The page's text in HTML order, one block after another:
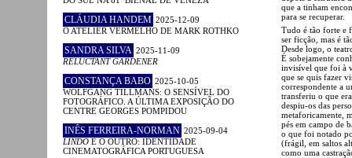
CLÁUDIA HANDEM 2025-12-09
O ATELIER VERMELHO DE MARK ROTHKO
SANDRA SILVA 2025-11-09
RELUCTANT GARDENER
CONSTANÇA BABO 2025-10-05
WOLFGANG TILLMANS: O SENSÍVEL DO
FOTOGRÁFICO. A ÚLTIMA EXPOSIÇÃO DO
CENTRE GEORGES POMPIDOU
INÊS FERREIRA-NORMAN 2025-09-04
LINDO E O OUTRO: IDENTIDADE
CINEMATOGRÁFICA PORTUGUESA
que a tinham
para se recuperar.
Tudo é tão forte e
ser ficção, mas é
Desde logo, o
É sobejamente
invisível que foi à
que se quis fazer
correspondente a
transferiu o que
despiu-os das
metaforicamente,
pés em campo de
o que foi notado
(frágil, em saltos
como uma